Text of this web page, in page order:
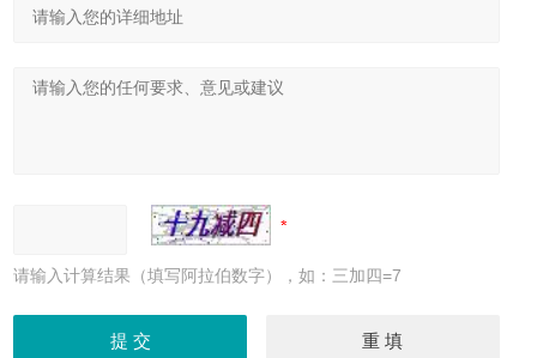
请输入计算结果（填写阿拉伯数字），如：三加四=7